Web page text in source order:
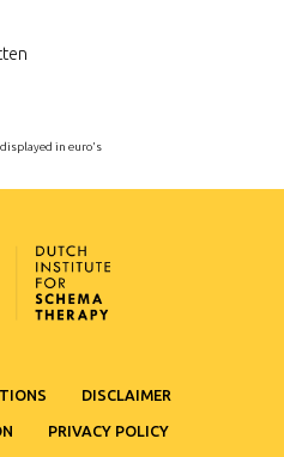
in euro's
DISCLAIMER
PRIVACY POLICY